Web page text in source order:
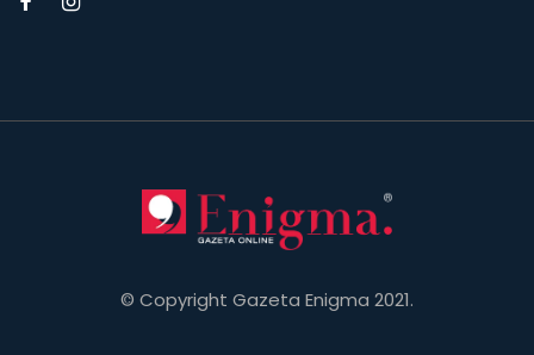
© Copyright Gazeta Enigma 2021.